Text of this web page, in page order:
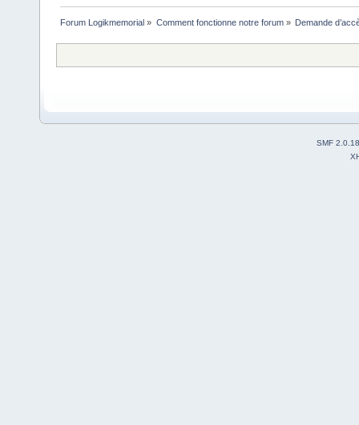
Forum Logikmemorial » Comment fonctionne notre forum» Demande
SMF 2.0.18